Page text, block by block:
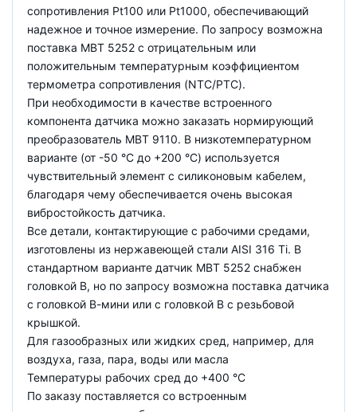
сопротивления Pt100 или Pt1000, обеспечивающий
надежное и точное измерение. По запросу возможна
поставка MBT 5252 с отрицательным или
положительным температурным коэффициентом
термометра сопротивления (NTC/PTC).
При необходимости в качестве встроенного
компонента датчика можно заказать нормирующий
преобразователь MBT 9110. В низкотемпературном
варианте (от -50 °C до +200 °C) используется
чувствительный элемент с силиконовым кабелем,
благодаря чему обеспечивается очень высокая
вибростойкость датчика.
Все детали, контактирующие с рабочими средами,
изготовлены из нержавеющей стали AISI 316 Ti. В
стандартном варианте датчик MBT 5252 снабжен
головкой В, но по запросу возможна поставка датчика
с головкой В-мини или с головкой В с резьбовой
крышкой.
Для газообразных или жидких сред, например, для
воздуха, газа, пара, воды или масла
Температуры рабочих сред до +400 °С
По заказу поставляется со встроенным